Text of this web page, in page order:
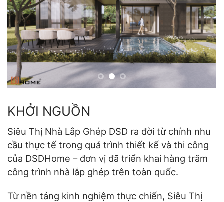
KHỞI NGUỒN
Siêu Thị Nhà Lắp Ghép DSD ra đời từ chính nhu
cầu thực tế trong quá trình thiết kế và thi công
của DSDHome – đơn vị đã triển khai hàng trăm
công trình nhà lắp ghép trên toàn quốc.
Từ nền tảng kinh nghiệm thực chiến, Siêu Thị